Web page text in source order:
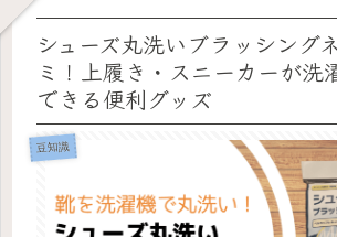
シューズ丸洗いブラッシング
ミ！上履き・スニーカーが洗
できる便利グッズ
豆知識